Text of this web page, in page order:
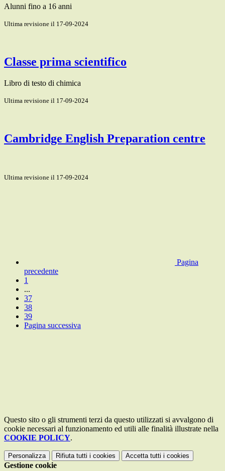
Alunni fino a 16 anni
Ultima revisione il 17-09-2024
Classe prima scientifico
Libro di testo di chimica
Ultima revisione il 17-09-2024
Cambridge English Preparation centre
Ultima revisione il 17-09-2024
Pagina
precedente
1
...
37
38
39
Pagina successiva
Questo sito o gli strumenti terzi da questo utilizzati si avvalgono di
cookie necessari al funzionamento ed utili alle finalità illustrate nella
COOKIE POLICY.
Personalizza Rifiuta tutti i cookies Accetta tutti i cookies
Gestione cookie